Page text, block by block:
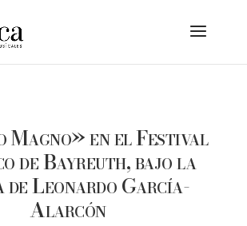
Magno» en el Festival
de Bayreuth, bajo la
de Leonardo García-
Alarcón